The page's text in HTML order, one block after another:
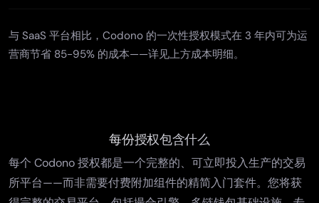
与 SaaS 平台相比，Codono 的一次性授权模式在 3 年内可为运
营商节省 85-95% 的成本——详见上方成本明细。
每份授权包含什么
每个 Codono 授权都是一个完整的、可立即投入生产的交易
所平台——而非需要付费附加组件的精简入门套件。您将获